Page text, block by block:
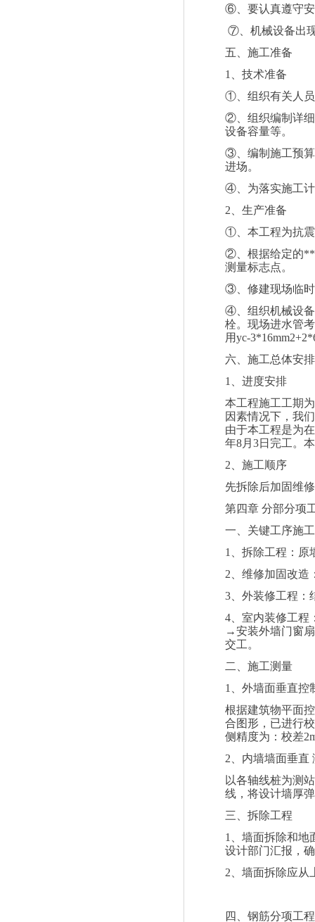
⑥、要认真遵守
⑦、机械设备出
五、施工准备
1
、技术准备
①、组织有关人
②、组织编制详细
设备容量等。
③、编制施工预算
进场。
④、为落实施工
2 、生产准备
①、本工程为抗
②、根据给定的
测量标志点。
③、修建现场临时
④、组织机械设备
栓。现场进水管
用yc-
六、施工总体安排
1
、进度安排
本工程施工工期为
因素情况下，我
由于本工程是为
年8月 3日完工。
2 、施工顺序
先拆除后加固维
第四章 分部分项
一、关键工序施
1
、拆除工程：
2 、维修加固改
3 、外装修工程
4 、室内装修工
→安装外墙门窗
交工。
二、施工测量
1
、外墙面垂直控
根据建筑物平面
合图形，已进行
侧精度为：校差
2 、内墙墙面垂直
以各轴线桩为测
线，将设计墙厚
三、拆除工程
1
、墙面拆除和
设计部门汇报，
2 、墙面拆除应
四、钢筋分项工程